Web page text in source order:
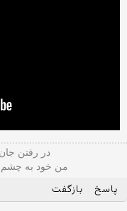
در رفتن
من خود به چشم
پاسخ بازگفت